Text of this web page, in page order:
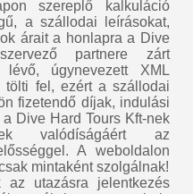
szereplő kalkuláció
a szállodai leírásokat,
árait a honlapra a Dive
partnere zárt
lévő, úgynevezett XML
tölti fel, ezért a szállodai
fizetendő díjak, indulási
Dive Hard Tours Kft-nek
valódíságáért az
A weboldalon
mintaként szolgálnak!
utazásra jelentkezés